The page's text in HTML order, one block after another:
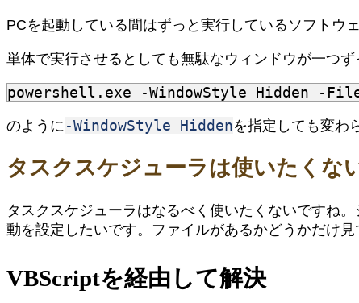
PCを起動している間はずっと実行しているソフトウ
単体で実行させるとしても無駄なウィンドウが一つず
のように -WindowStyle Hiddenを指定しても変わ
タスクスケジューラは使いたくな
タスクスケジューラはなるべく使いたくないですね
動を設定したいです。ファイルがあるかどうかだけ
VBScriptを経由して解決